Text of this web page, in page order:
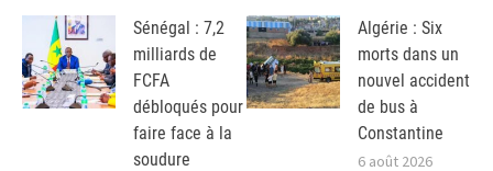
Sénégal : 7,2
milliards de
FCFA
débloqués pour
faire face à la
soudure
Algérie : Six
morts dans un
nouvel accident
de bus à
Constantine
6 août 2026